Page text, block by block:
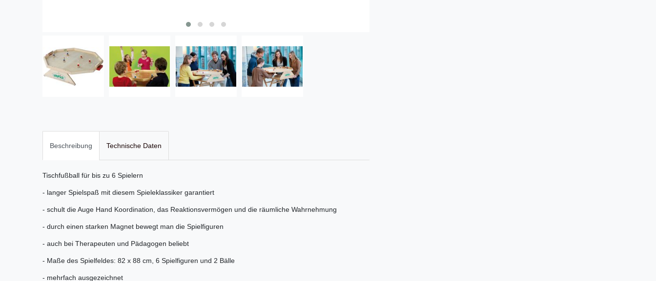
Beschreibung Technische Daten
Tischfußball für bis zu 6 Spielern
- langer Spielspaß mit diesem Spieleklassiker garantiert
- schult die Auge Hand Koordination, das Reaktionsvermögen und die räumliche Wahrnehmung
- durch einen starken Magnet bewegt man die Spielfiguren
- auch bei Therapeuten und Pädagogen beliebt
- Maße des Spielfeldes: 82 x 88 cm, 6 Spielfiguren und 2 Bälle
- mehrfach ausgezeichnet